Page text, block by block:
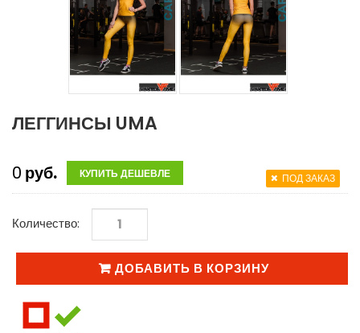
ЛЕГГИНСЫ UMA
0 руб. КУПИТЬ ДЕШЕВЛЕ ПОД ЗАКАЗ
Количество:
ДОБАВИТЬ В КОРЗИНУ